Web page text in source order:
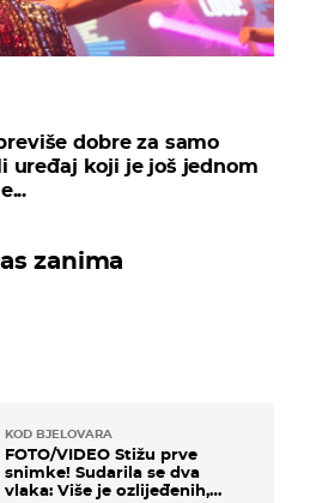
dobre za samo
uređaj koji je još jednom
zanima
KOD BJELOVARA
FOTO/VIDEO Stižu prve
snimke! Sudarila se dva
vlaka: Više je ozlijeđenih,